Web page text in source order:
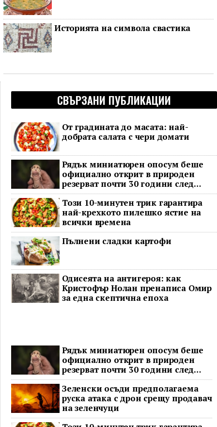
Историята на символа свастика
СВЪРЗАНИ ПУБЛИКАЦИИ
От градината до масата: най-
добрата салата с чери домати
Рядък миниатюрен опосум беше
официално открит в природен
резерват почти 30 години след
последното му наблюдение
Този 10-минутен трик гарантира
най-крехкото пилешко ястие на
всички времена
Пълнени сладки картофи
Одисеята на антигероя: как
Кристофър Нолан пренаписа Омир
за една скептична епоха
Рядък миниатюрен опосум беше
официално открит в природен
резерват почти 30 години след
последното му наблюдение
Зеленски осъди предполагаема
руска атака с дрон срещу продавач
на зеленчуци